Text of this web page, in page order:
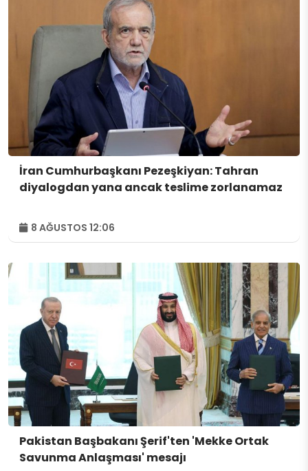
İran Cumhurbaşkanı Pezeşkiyan: Tahran
diyalogdan yana ancak teslime zorlanamaz
8 AĞUSTOS 12:06
Pakistan Başbakanı Şerif'ten 'Mekke Ortak
Savunma Anlaşması' mesajı